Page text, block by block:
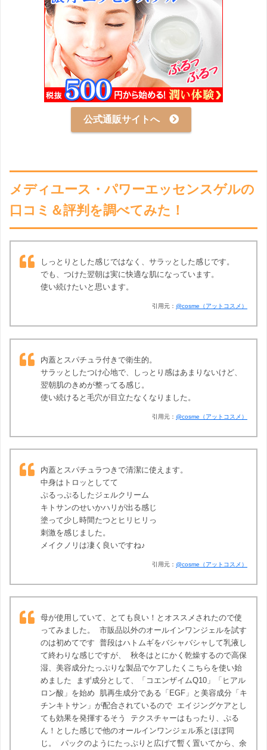
公式通販サイトへ
メディユース・パワーエッセンスゲルの
口コミ＆評判を調べてみた！
しっとりとした感じではなく、サラッとした感じです。
でも、つけた翌朝は実に快適な肌になっています。
使い続けたいと思います。
引用元： @cosme（アットコスメ）
内蓋とスパチュラ付きで衛生的。
サラッとしたつけ心地で、しっとり感はあまりないけど、
翌朝肌のきめが整ってる感じ。
使い続けると毛穴が目立たなくなりました。
引用元： @cosme（アットコスメ）
内蓋とスパチュラつきで清潔に使えます。
中身はトロッとしてて
ぷるっぷるしたジェルクリーム
キトサンのせいかハリが出る感じ
塗って少し時間たつとヒリヒリっ
刺激を感じました。
メイクノリは凄く良いですね♪
引用元： @cosme（アットコスメ）
母が使用していて、とても良い！とオススメされたので使
ってみました。 市販品以外のオールインワンジェルを試す
のは初めてです 普段はハトムギをバシャバシャして乳液し
て終わりな感じですが、 秋冬はとにかく乾燥するので高保
湿、美容成分たっぷりな製品でケアしたくこちらを使い始
めました まず成分として、「コエンザイムQ10」「ヒアル
ロン酸」を始め 肌再生成分である「EGF」と美容成分「キ
チンキトサン」が配合されているので エイジングケアとし
ても効果を発揮するそう テクスチャーはもったり、ぷる
ん！とした感じで他のオールインワンジェル系とほぼ同
じ。 パックのようにたっぷりと広げて暫く置いてから、余